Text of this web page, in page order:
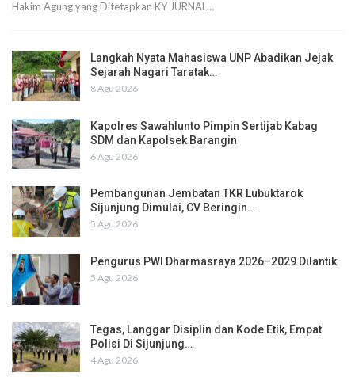
Hakim Agung yang Ditetapkan KY JURNAL…
Langkah Nyata Mahasiswa UNP Abadikan Jejak
Sejarah Nagari Taratak…
8 Agu 2026
Kapolres Sawahlunto Pimpin Sertijab Kabag
SDM dan Kapolsek Barangin
6 Agu 2026
Pembangunan Jembatan TKR Lubuktarok
Sijunjung Dimulai, CV Beringin…
5 Agu 2026
Pengurus PWI Dharmasraya 2026–2029 Dilantik
5 Agu 2026
Tegas, Langgar Disiplin dan Kode Etik, Empat
Polisi Di Sijunjung…
4 Agu 2026